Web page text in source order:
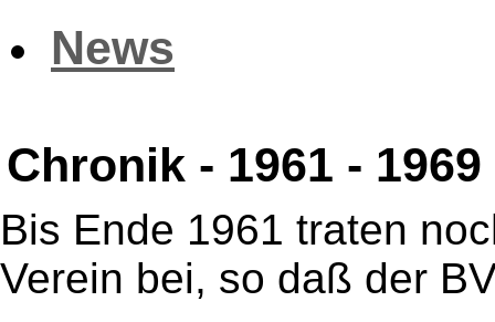
News
Chronik - 1961 - 1969
Bis Ende 1961 traten
Verein bei, so daß der